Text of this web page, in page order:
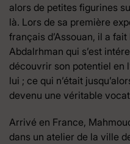
alors de petites figurines
là. Lors de sa première
français d’Assouan, il a
Abdalrhman qui s’est
découvrir son potentiel en
lui ; ce qui n’était
devenu une véritable
Arrivé en France,
dans un atelier de la ville